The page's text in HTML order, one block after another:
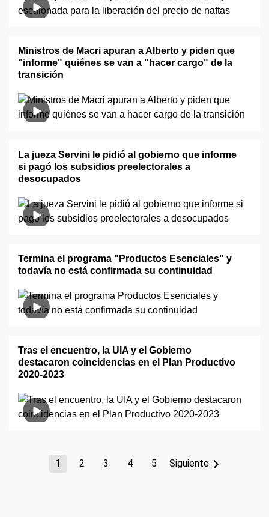
Ministros de Macri apuran a Alberto y piden que
"informe" quiénes se van a "hacer cargo" de la
transición
La jueza Servini le pidió al gobierno que informe
si pagó los subsidios preelectorales a
desocupados
Termina el programa "Productos Esenciales" y
todavía no está confirmada su continuidad
Tras el encuentro, la UIA y el Gobierno
destacaron coincidencias en el Plan Productivo
2020-2023
1 2 3 4 5 Siguiente